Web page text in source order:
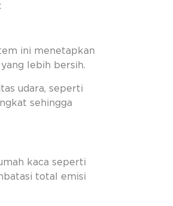
ini menetapkan
lebih bersih.
udara, seperti
sehingga
kaca seperti
total emisi